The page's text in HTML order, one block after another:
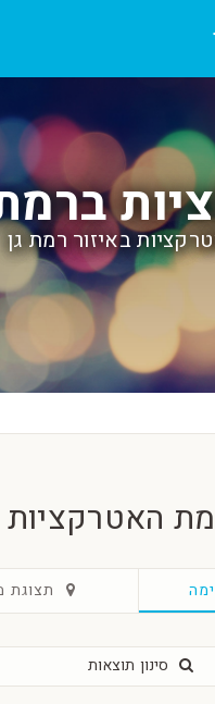
באיזור רמת גן
האטרקציות
תצוגת
סינון תוצאות